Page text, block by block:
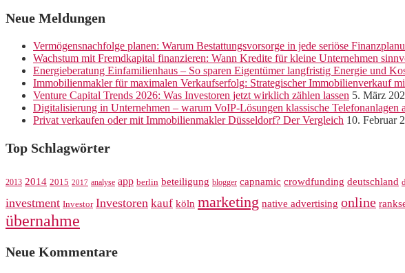
Neue Meldungen
Vermögensnachfolge planen: Warum Bestattungsvorsorge in jede seriöse
Wachstum mit Fremdkapital finanzieren: Wann Kredite für kleine Unternehmen
Energieberatung Einfamilienhaus – So sparen Eigentümer langfristig Energie und
Immobilienmakler für maximalen Verkaufserfolg: Strategischer Immobilienverkauf
Venture Capital Trends 2026: Was Investoren jetzt wirklich zählen lassen 5. März
Digitalisierung in Unternehmen – warum VoIP-Lösungen klassische Telefonanlagen
Privat verkaufen oder mit Immobilienmakler Düsseldorf? Der Vergleich 10. Februar
Top Schlagwörter
2013 2014 2015 2017 analyse app berlin beteiligung blogger capnamic crowdfunding deutschland
investment Investor Investoren kauf köln marketing native advertising online
übernahme
Neue Kommentare